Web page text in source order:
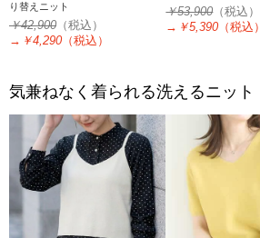
り替えニット
￥42,900 （税込）
→ ￥4,290 （税込）
￥53,900（税込）
→ ￥5,390 （税込）
気兼ねなく着られる洗えるニット